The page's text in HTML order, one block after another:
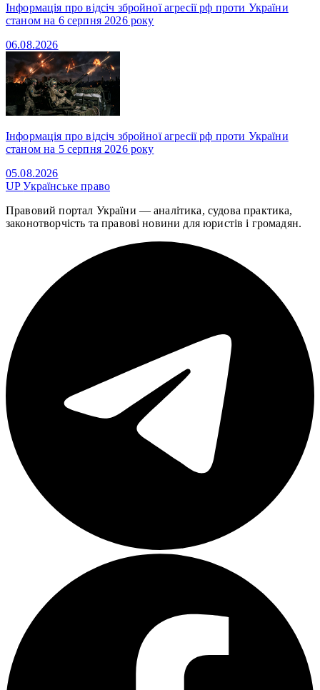
Інформація про відсіч збройної агресії рф проти України
станом на 6 серпня 2026 року
06.08.2026
Інформація про відсіч збройної агресії рф проти України
станом на 5 серпня 2026 року
05.08.2026
UPУкраїнське право
Правовий портал України — аналітика, судова практика,
законотворчість та правові новини для юристів і громадян.